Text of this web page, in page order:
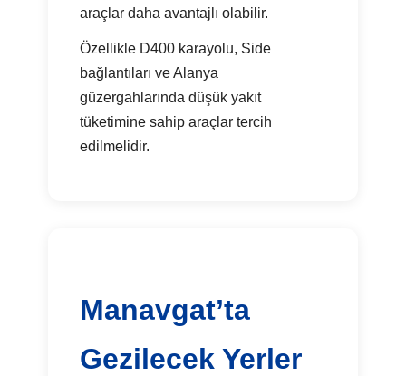
araçlar daha avantajlı olabilir.
Özellikle D400 karayolu, Side
bağlantıları ve Alanya
güzergahlarında düşük yakıt
tüketimine sahip araçlar tercih
edilmelidir.
Manavgat’ta
Gezilecek Yerler